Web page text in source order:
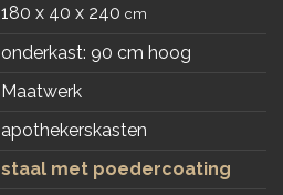
180 x 40 x 240 cm
onderkast: 90 cm hoog
Maatwerk
apothekerskasten
staal met poedercoating